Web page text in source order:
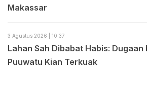
Makassar
3 Agustus 2026 | 10:37
Lahan Sah Dibabat Habis: Dugaan
Puuwatu Kian Terkuak